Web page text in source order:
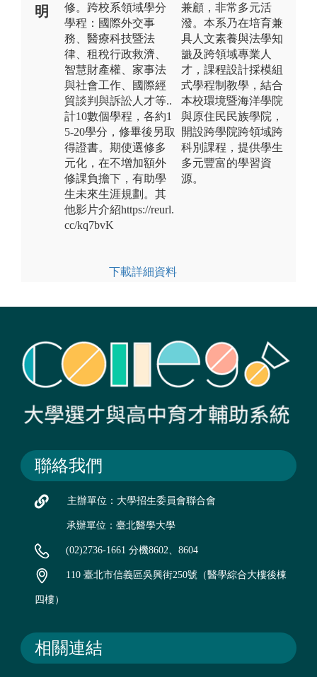
明
修。跨校系領域學分
學程：國際外交事
務、醫療科技暨法
律、租稅行政救濟、
智慧財產權、家事法
與社會工作、國際經
貿談判與訴訟人才等..
計10數個學程，各約1
5-20學分，修畢後另取
得證書。期使選修多
元化，在不增加額外
修課負擔下，有助學
生未來生涯規劃。其
他影片介紹https://reurl.
cc/kq7bvK
下載詳細資料
兼顧，非常多元活
潑。本系乃在培育兼
具人文素養與法學知
識及跨領域專業人
才，課程設計採模組
式學程制教學，結合
本校環境暨海洋學院
與原住民民族學院，
開設跨學院跨領域跨
科別課程，提供學生
多元豐富的學習資
源。
聯絡我們
主辦單位：大學招生委員會聯合會
承辦單位：臺北醫學大學
(02)2736-1661 分機8602、8604
110 臺北市信義區吳興街250號（醫學綜合大樓後棟
四樓）
相關連結